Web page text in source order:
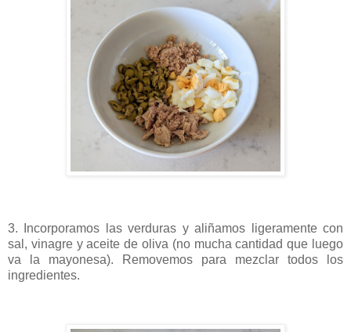
3. Incorporamos las verduras y aliñamos ligeramente con
sal, vinagre y aceite de oliva (no mucha cantidad que luego
va la mayonesa). Removemos para mezclar todos los
ingredientes.